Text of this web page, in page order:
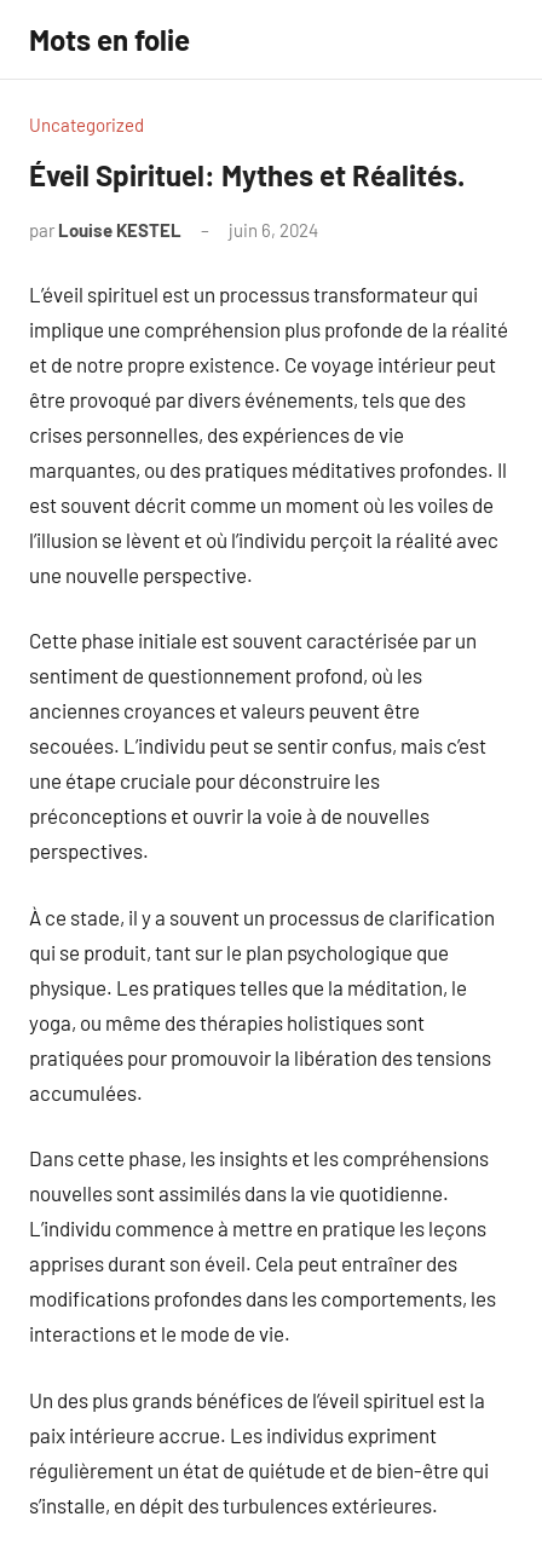
contenu
Mots en folie
Uncategorized
Éveil Spirituel: Mythes et Réalités.
par Louise KESTEL juin 6, 2024
L’éveil spirituel est un processus transformateur qui
implique une compréhension plus profonde de la réalité
et de notre propre existence. Ce voyage intérieur peut
être provoqué par divers événements, tels que des
crises personnelles, des expériences de vie
marquantes, ou des pratiques méditatives profondes. Il
est souvent décrit comme un moment où les voiles de
l’illusion se lèvent et où l’individu perçoit la réalité avec
une nouvelle perspective.
Cette phase initiale est souvent caractérisée par un
sentiment de questionnement profond, où les
anciennes croyances et valeurs peuvent être
secouées. L’individu peut se sentir confus, mais c’est
une étape cruciale pour déconstruire les
préconceptions et ouvrir la voie à de nouvelles
perspectives.
À ce stade, il y a souvent un processus de clarification
qui se produit, tant sur le plan psychologique que
physique. Les pratiques telles que la méditation, le
yoga, ou même des thérapies holistiques sont
pratiquées pour promouvoir la libération des tensions
accumulées.
Dans cette phase, les insights et les compréhensions
nouvelles sont assimilés dans la vie quotidienne.
L’individu commence à mettre en pratique les leçons
apprises durant son éveil. Cela peut entraîner des
modifications profondes dans les comportements, les
interactions et le mode de vie.
Un des plus grands bénéfices de l’éveil spirituel est la
paix intérieure accrue. Les individus expriment
régulièrement un état de quiétude et de bien-être qui
s’installe, en dépit des turbulences extérieures.